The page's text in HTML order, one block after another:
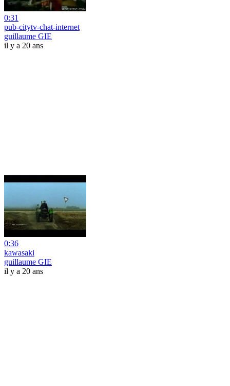
0:31
pub-citytv-chat-internet
guillaume GIE
il y a 20 ans
0:36
kawasaki
guillaume GIE
il y a 20 ans